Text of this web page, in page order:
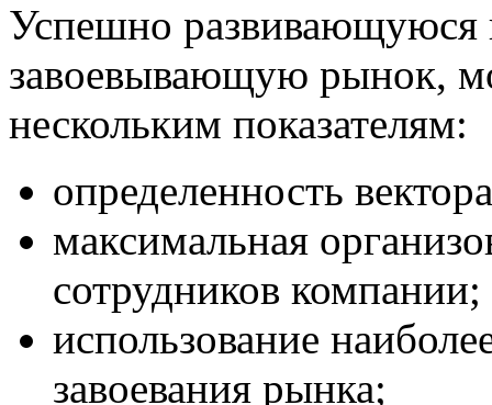
Успешно развивающуюся
завоевывающую рынок,
нескольким показателям:
определенность
максимальная
сотрудников компании;
использование
завоевания рынка;